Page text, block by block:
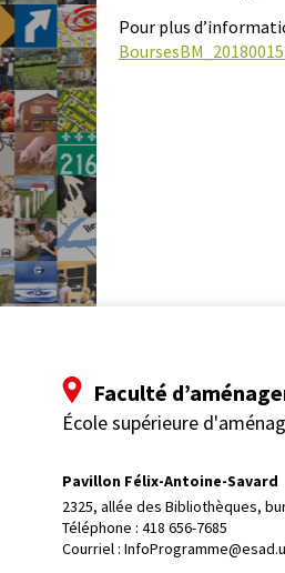
Pour plus
Faculté
École supérieure
Pavillon Félix-Antoine-Savard
2325, allée des Bibliothèques,
Téléphone : 418 656-7685
Courriel :